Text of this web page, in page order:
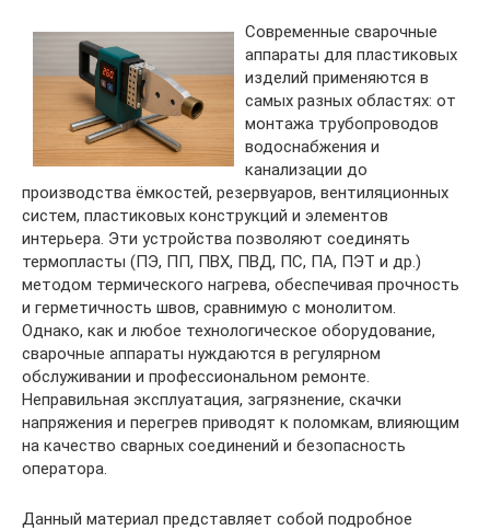
Современные сварочные
аппараты для пластиковых
изделий применяются в
самых разных областях: от
монтажа трубопроводов
водоснабжения и
канализации до
производства ёмкостей, резервуаров, вентиляционных
систем, пластиковых конструкций и элементов
интерьера. Эти устройства позволяют соединять
термопласты (ПЭ, ПП, ПВХ, ПВД, ПС, ПА, ПЭТ и др.)
методом термического нагрева, обеспечивая прочность
и герметичность швов, сравнимую с монолитом.
Однако, как и любое технологическое оборудование,
сварочные аппараты нуждаются в регулярном
обслуживании и профессиональном ремонте.
Неправильная эксплуатация, загрязнение, скачки
напряжения и перегрев приводят к поломкам, влияющим
на качество сварных соединений и безопасность
оператора.
Данный материал представляет собой подробное